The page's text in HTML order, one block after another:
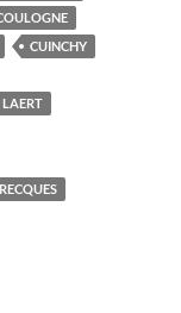
CUINCHY
LAERT